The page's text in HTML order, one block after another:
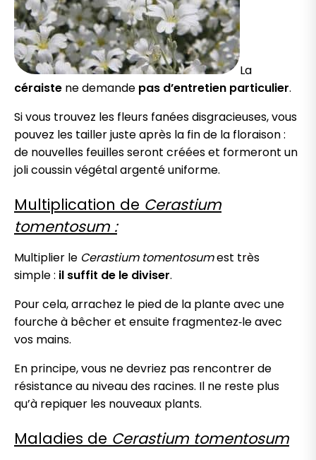
La
céraiste ne demande pas d’entretien particulier.
Si vous trouvez les fleurs fanées disgracieuses, vous
pouvez les tailler juste après la fin de la floraison :
de nouvelles feuilles seront créées et formeront un
joli coussin végétal argenté uniforme.
Multiplication de Cerastium
tomentosum :
Multiplier le Cerastium tomentosumest très
simple : il suffit de le diviser.
Pour cela, arrachez le pied de la plante avec une
fourche à bêcher et ensuite fragmentez‑le avec
vos mains.
En principe, vous ne devriez pas rencontrer de
résistance au niveau des racines. Il ne reste plus
qu’à repiquer les nouveaux plants.
Maladies de Cerastium tomentosum